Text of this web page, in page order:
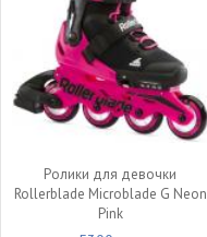
Ролики для девочки
Rollerblade Microblade G Neon
Pink